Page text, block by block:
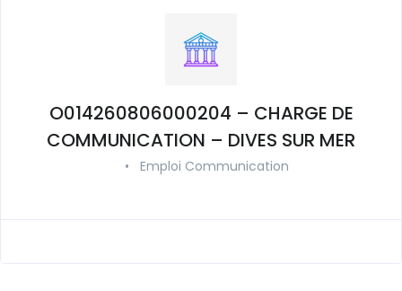
O014260806000204 – CHARGE DE
COMMUNICATION – DIVES SUR MER
• Emploi Communication